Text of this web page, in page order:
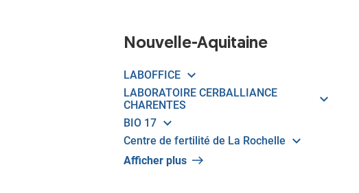
Nouvelle-Aquitaine
LABOFFICE
LABORATOIRE CERBALLIANCE
CHARENTES
BIO 17
Centre de fertilité de La Rochelle
Afficher plus